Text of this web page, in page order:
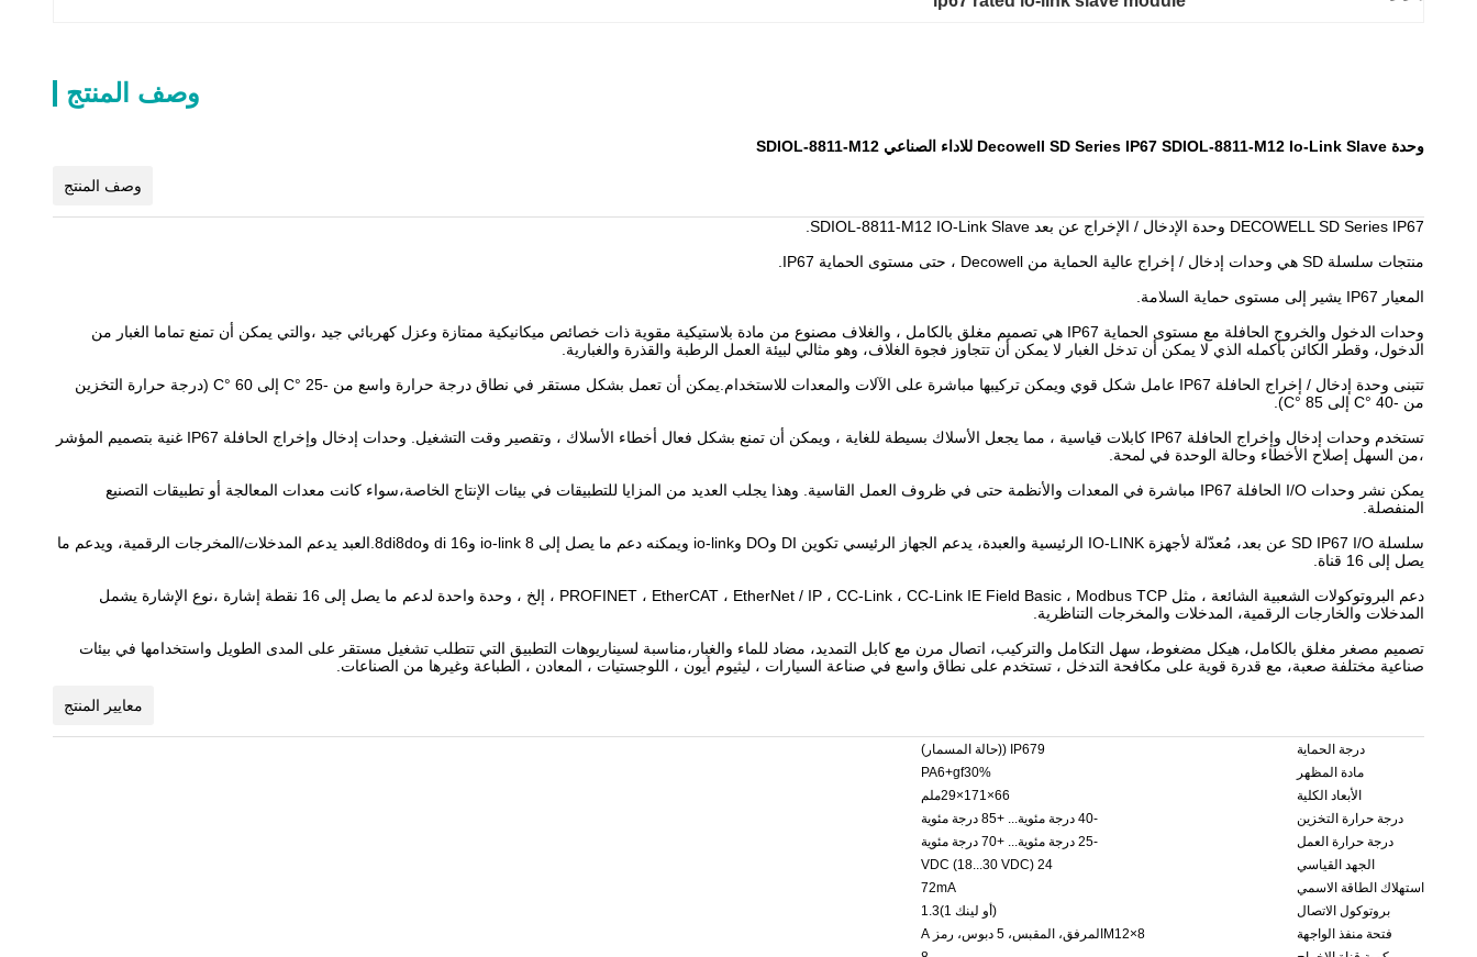
وصف المنتج
وحدة Decowell SD Series IP67 SDIOL-8811-M12 Io-Link Slave للاداء الصناعي SDIOL-8811-M12
وصف المنتج
DECOWELL SD Series IP67 وحدة الإدخال / الإخراج عن بعد SDIOL-8811-M12 IO-Link Slave.
منتجات سلسلة SD هي وحدات إدخال / إخراج عالية الحماية من Decowell ، حتى مستوى الحماية IP67.
المعيار IP67 يشير إلى مستوى حماية السلامة.
وحدات الدخول والخروج الحافلة مع مستوى الحماية IP67 هي تصميم مغلق بالكامل ، والغلاف مصنوع من مادة بلاستيكية مقوية ذات خصائص ميكانيكية ممتازة وعزل كهربائي جيد ،والتي يمكن أن تمنع تماما الغبار من
الدخول، وقطر الكائن بأكمله الذي لا يمكن أن تدخل الغبار لا يمكن أن تتجاوز فجوة الغلاف، وهو مثالي لبيئة العمل الرطبة والقذرة والغبارية.
تتبنى وحدة إدخال / إخراج الحافلة IP67 عامل شكل قوي ويمكن تركيبها مباشرة على الآلات والمعدات للاستخدام.يمكن أن تعمل بشكل مستقر في نطاق درجة حرارة واسع من -25 °C إلى 60 °C (درجة حرارة التخزين
من -40 °C إلى 85 °C).
تستخدم وحدات إدخال وإخراج الحافلة IP67 كابلات قياسية ، مما يجعل الأسلاك بسيطة للغاية ، ويمكن أن تمنع بشكل فعال أخطاء الأسلاك ، وتقصير وقت التشغيل. وحدات إدخال وإخراج الحافلة IP67 غنية بتصميم المؤشر
،من السهل إصلاح الأخطاء وحالة الوحدة في لمحة.
يمكن نشر وحدات I/O الحافلة IP67 مباشرة في المعدات والأنظمة حتى في ظروف العمل القاسية. وهذا يجلب العديد من المزايا للتطبيقات في بيئات الإنتاج الخاصة،سواء كانت معدات المعالجة أو تطبيقات التصنيع
المنفصلة.
سلسلة SD IP67 I/O عن بعد، مُعدّلة لأجهزة IO-LINK الرئيسية والعبدة، يدعم الجهاز الرئيسي تكوين DI وDO وio-link ويمكنه دعم ما يصل إلى 8 io-link و16 di و8di8do.العبد يدعم المدخلات/المخرجات الرقمية، ويدعم ما
يصل إلى 16 قناة.
دعم البروتوكولات الشعبية الشائعة ، مثل PROFINET ، EtherCAT ، EtherNet / IP ، CC-Link ، CC-Link IE Field Basic ، Modbus TCP ، إلخ ، وحدة واحدة لدعم ما يصل إلى 16 نقطة إشارة ،نوع الإشارة يشمل
المدخلات والخارجات الرقمية، المدخلات والمخرجات التناظرية.
تصميم مصغر مغلق بالكامل، هيكل مضغوط، سهل التكامل والتركيب، اتصال مرن مع كابل التمديد، مضاد للماء والغبار،مناسبة لسيناريوهات التطبيق التي تتطلب تشغيل مستقر على المدى الطويل واستخدامها في بيئات
صناعية مختلفة صعبة، مع قدرة قوية على مكافحة التدخل ، تستخدم على نطاق واسع في صناعة السيارات ، ليثيوم أيون ، اللوجستيات ، المعادن ، الطباعة وغيرها من الصناعات.
معايير المنتج
درجة الحماية
IP679 ((حالة المسمار)
مادة المظهر
PA6+gf30%
الأبعاد الكلية
66×171×29ملم
درجة حرارة التخزين
-40 درجة مئوية... +85 درجة مئوية
درجة حرارة العمل
-25 درجة مئوية... +70 درجة مئوية
الجهد القياسي
24 VDC (18...30 VDC)
استهلاك الطاقة الاسمي
72mA
بروتوكول الاتصال
(أو لينك 1)1.3
فتحة منفذ الواجهة
8×M12المرفق، المقبس، 5 دبوس، رمز A